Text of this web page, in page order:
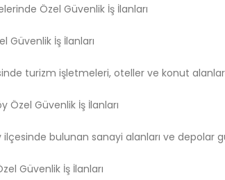
Özel Güvenlik İş İlanları
Güvenlik İş İlanları
turizm işletmeleri, oteller ve konut
Özel Güvenlik İş İlanları
bulunan sanayi alanları ve depolar
Güvenlik İş İlanları